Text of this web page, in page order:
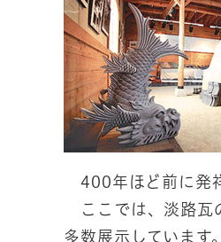
400年ほど前に発
ここでは、淡路瓦
多数展示しています。